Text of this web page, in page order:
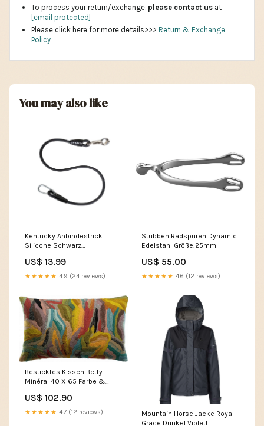
To process your return/exchange, please contact us at
[email protected]
Please click here for more details>>> Return & Exchange
Policy
You may also like
Kentucky Anbindestrick
Silicone Schwarz
US$ 13.99
★★★★★ 4.9 (24 reviews)
Stübben Radspuren Dynamic
Edelstahl Größe:25mm
US$ 55.00
★★★★★ 4.6 (12 reviews)
Besticktes Kissen Betty
Minéral 40 X 65 Farbe &
BxTxH:Mineral&40 X 65
US$ 102.90
★★★★★ 4.7 (12 reviews)
Mountain Horse Jacke Royal
Grace Dunkel Violett